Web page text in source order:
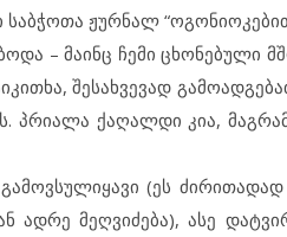
ჟურნალ
– მაინც ჩემი
შესახვევად
ქაღალდი კია, მაგრამ
(ეს
ადრე მეღვიძება), ასე